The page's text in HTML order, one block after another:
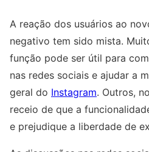
A reação dos usuários ao
negativo tem sido mista.
função pode ser útil para
nas redes sociais e ajudar a
geral do Instagram. Outros,
receio de que a
e prejudique a liberdade de